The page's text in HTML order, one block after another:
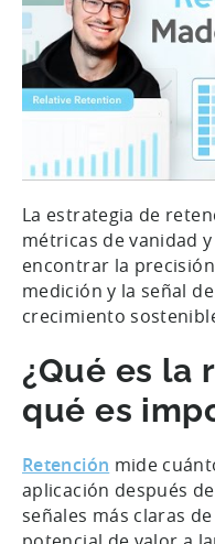
La estrategia de
métricas de vanidad
encontrar la
medición y la señal
crecimiento
¿Qué es la
qué es
Retención mide
aplicación después
señales más claras